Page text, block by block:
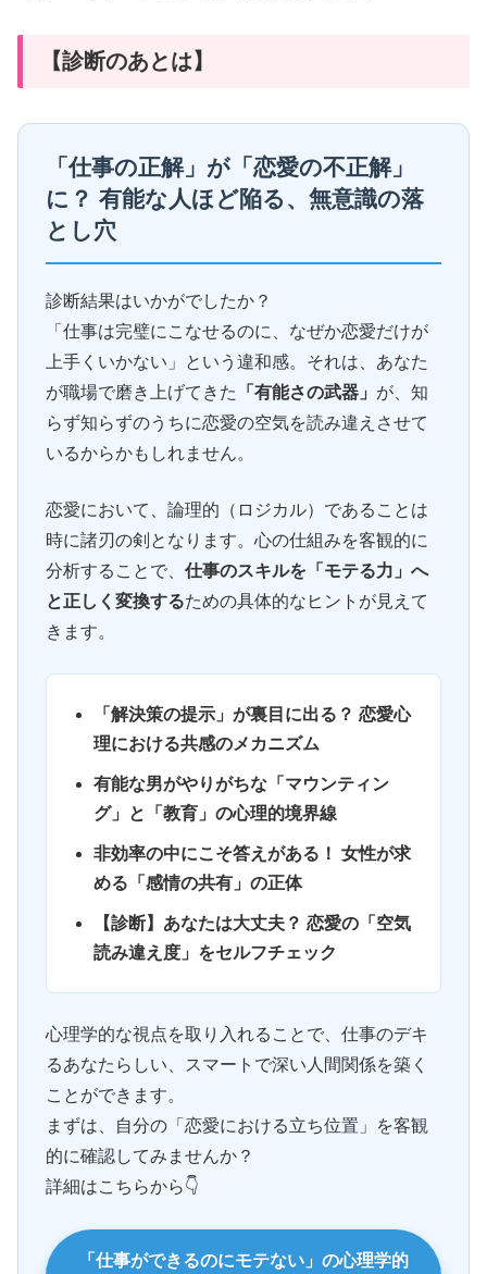
【診断のあとは】
「仕事の正解」が「恋愛の不正解」
に？ 有能な人ほど陥る、無意識の落
とし穴
診断結果はいかがでしたか？
「仕事は完璧にこなせるのに、なぜか恋愛だけが
上手くいかない」という違和感。それは、あなた
が職場で磨き上げてきた
「有能さの武器」 が、知
らず知らずのうちに恋愛の空気を読み違えさせて
いるからかもしれません。
恋愛において、論理的（ロジカル）であることは
時に諸刃の剣となります。心の仕組みを客観的に
分析することで、 仕事のスキルを「モテる力」へ
と正しく変換するための具体的なヒントが見えて
きます。
「解決策の提示」が裏目に出る？ 恋愛心
理における共感のメカニズム
有能な男がやりがちな「マウンティン
グ」と「教育」の心理的境界線
非効率の中にこそ答えがある！ 女性が求
める「感情の共有」の正体
【診断】あなたは大丈夫？ 恋愛の「空気
読み違え度」をセルフチェック
心理学的な視点を取り入れることで、仕事のデキ
るあなたらしい、スマートで深い人間関係を築く
ことができます。
まずは、自分の「恋愛における立ち位置」を客観
的に確認してみませんか？
詳細はこちらから👇
「仕事ができるのにモテない」の心理学的